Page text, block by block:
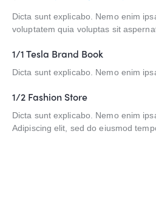
Dicta sunt explicabo. Nemo enim
voluptatem quia voluptas sit
1/1 Tesla Brand Book
Dicta sunt explicabo. Nemo enim
1/2 Fashion Store
Dicta sunt explicabo. Nemo enim
Adipiscing elit, sed do eiusmod